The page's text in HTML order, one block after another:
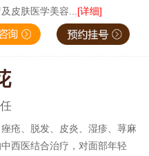
皮肤医学美容... [详细]
疮、脱发、皮炎、湿疹、荨麻
西医结合治疗，对面部年轻